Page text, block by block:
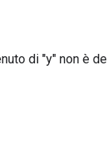
di "y" non è